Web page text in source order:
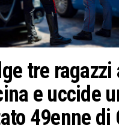
tre ragazzi
e uccide
49enne di